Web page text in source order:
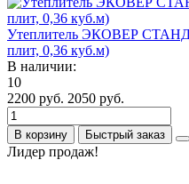
Утеплитель ЭКОВЕР
плит, 0,36 куб.м)
В наличии:
10
2200 руб. 2050 руб.
В корзину Быстрый заказ
Лидер продаж!